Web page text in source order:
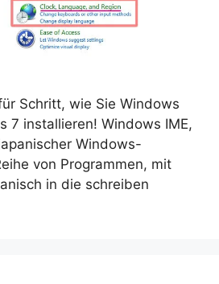
Schritt, wie Sie Windows
7 installieren! Windows IME,
Windows-
von Programmen, mit
in die schreiben